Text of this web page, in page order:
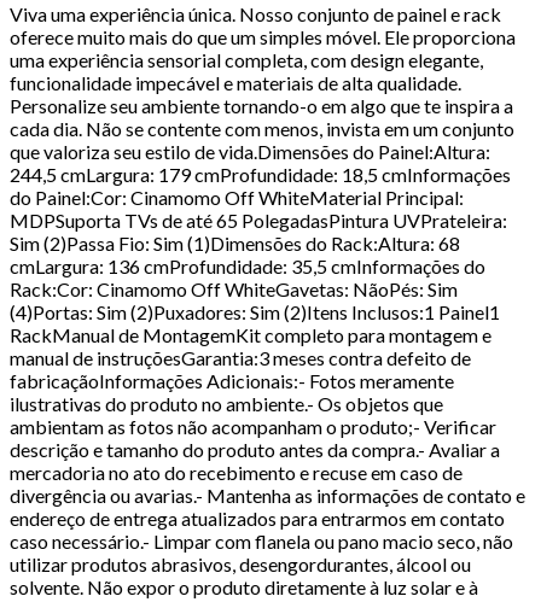
Viva uma experiência única. Nosso conjunto de painel e rack
oferece muito mais do que um simples móvel. Ele proporciona
uma experiência sensorial completa, com design elegante,
funcionalidade impecável e materiais de alta qualidade.
Personalize seu ambiente tornando-o em algo que te inspira a
cada dia. Não se contente com menos, invista em um conjunto
que valoriza seu estilo de vida.Dimensões do Painel:Altura:
244,5 cmLargura: 179 cmProfundidade: 18,5 cmInformações
do Painel:Cor: Cinamomo Off WhiteMaterial Principal:
MDPSuporta TVs de até 65 PolegadasPintura UVPrateleira:
Sim (2)Passa Fio: Sim (1)Dimensões do Rack:Altura: 68
cmLargura: 136 cmProfundidade: 35,5 cmInformações do
Rack:Cor: Cinamomo Off WhiteGavetas: NãoPés: Sim
(4)Portas: Sim (2)Puxadores: Sim (2)Itens Inclusos:1 Painel1
RackManual de MontagemKit completo para montagem e
manual de instruçõesGarantia:3 meses contra defeito de
fabricaçãoInformações Adicionais:- Fotos meramente
ilustrativas do produto no ambiente.- Os objetos que
ambientam as fotos não acompanham o produto;- Verificar
descrição e tamanho do produto antes da compra.- Avaliar a
mercadoria no ato do recebimento e recuse em caso de
divergência ou avarias.- Mantenha as informações de contato e
endereço de entrega atualizados para entrarmos em contato
caso necessário.- Limpar com flanela ou pano macio seco, não
utilizar produtos abrasivos, desengordurantes, álcool ou
solvente. Não expor o produto diretamente à luz solar e à